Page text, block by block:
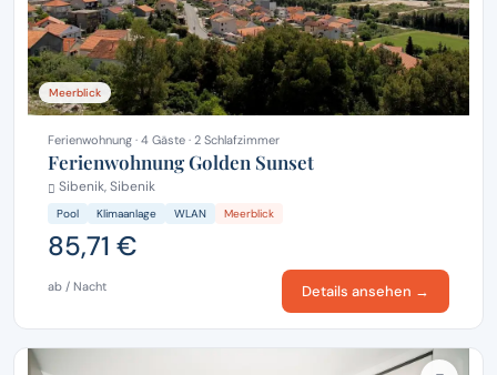
Meerblick
Ferienwohnung · 4 Gäste · 2 Schlafzimmer
Ferienwohnung Golden Sunset
Sibenik, Sibenik
Pool Klimaanlage WLAN Meerblick
85,71 €
ab / Nacht Details ansehen →